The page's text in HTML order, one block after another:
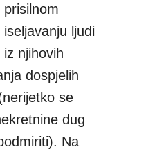
prisilnom
iseljavanju ljudi
iz njihovih
dospjelih
se
dug
Na